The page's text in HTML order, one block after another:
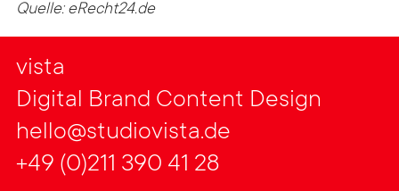
Quelle: eRecht24.de
vista
Digital Brand Content Design
hello@studiovista.de
+49 (0)211 390 41 28